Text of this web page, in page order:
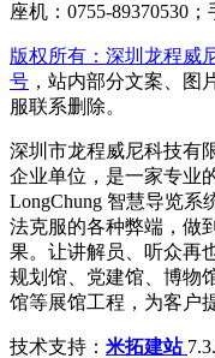
座机：0755-89370530；
版权所有：深圳龙程威
号 ，站内部分文案、图
服联系删除。
深圳市龙程威尼科技有
企业单位，是一家专业
LongChung 智慧导览
法克服的各种弊端，做
果。让讲解员、听众再
规划馆、党建馆、博物
馆等展馆工程，为客户
技术支持： 米拓建站